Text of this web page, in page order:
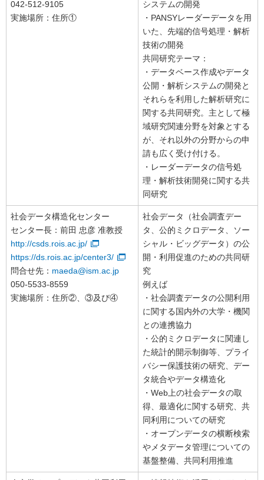
042-512-9105
実施場所：住所①
システムの開発
・PANSYレーダーデータを用
いた、先端的信号処理・解析
技術の開発
共同研究テーマ：
・データベース作成やデータ
公開・解析システムの開発と
それらを利用した解析研究に
関する共同研究。主として極
域研究関連分野を対象とする
が、それ以外の分野からの申
請も広く受け付ける。
・レーダーデータの信号処
理・解析技術開発に関する共
同研究
社会データ構造化センター
センター長：前田 忠彦 准教授
http://csds.rois.ac.jp/
https://ds.rois.ac.jp/center3/
問合せ先： maeda@ism.ac.jp
050-5533-8559
実施場所：住所②、③及び④
社会データ（社会調査デー
タ、公的ミクロデータ、ソー
シャル・ビッグデータ）の公
開・利用促進のための共同研
究
例えば
・社会調査データの公開利用
に関する国内外の大学・機関
との連携協力
・公的ミクロデータに関連し
た統計的開示制御等、プライ
バシー保護技術の研究、デー
タ統合やデータ構造化
・Web上の社会データの取
得、最適化に関する研究、共
同利用についての研究
・オープンデータの横断検索
やメタデータ管理についての
基盤整備、共同利用推進